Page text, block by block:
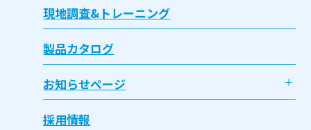
現地調査&トレーニング
製品カタログ
お知らせページ
採用情報